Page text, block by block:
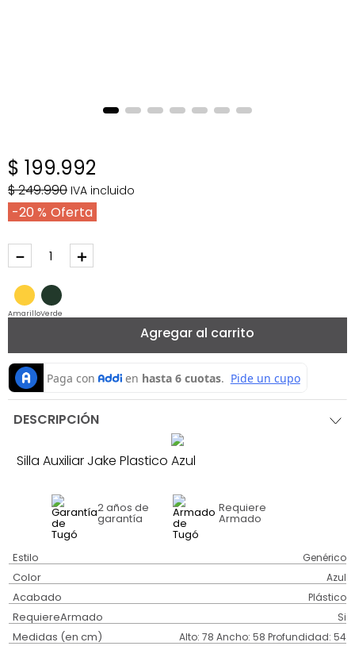
$ 199.992
$249.990 IVA incluido
20 %
＋
－
AmarilloVerde
Agregar al carrito
DESCRIPCIÓN
Silla Auxiliar Jake Plastico Azul
2 años de
garantía
Requiere
Armado
Estilo Genérico
Color Azul
Acabado Plástico
RequiereArmado Si
Medidas (en cm) Alto: 78 Ancho: 58 Profundidad: 54